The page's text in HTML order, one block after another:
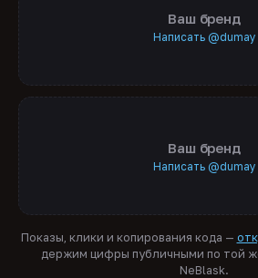
Ваш бренд
Написать @dumay
Ваш бренд
Написать @dumay
Показы, клики и копирования кода —
держим цифры публичными по той
NeBlask.